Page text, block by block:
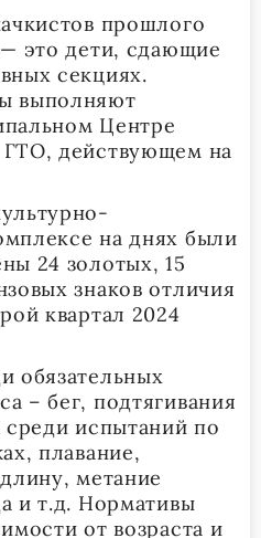
прошлого
это дети, сдающие
секциях.
выполняют
Центре
действующем на
на днях были
24 золотых, 15
знаков отличия
квартал 2024
обязательных
– бег, подтягивания
испытаний по
плавание,
метание
и т.д. Нормативы
от возраста и